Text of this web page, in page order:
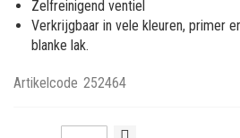
Zelfreinigend ventiel
Verkrijgbaar in vele kleuren, primer
blanke lak.
Artikelcode 252464